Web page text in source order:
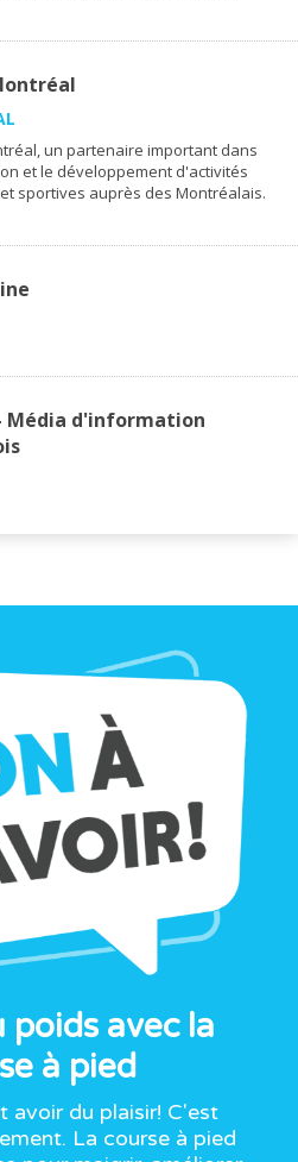
un partenaire important dans
et le développement d'activités
sportives auprès des Montréalais.
Média d'information
poids avec la
à pied
avoir du plaisir! C'est
La course à pied